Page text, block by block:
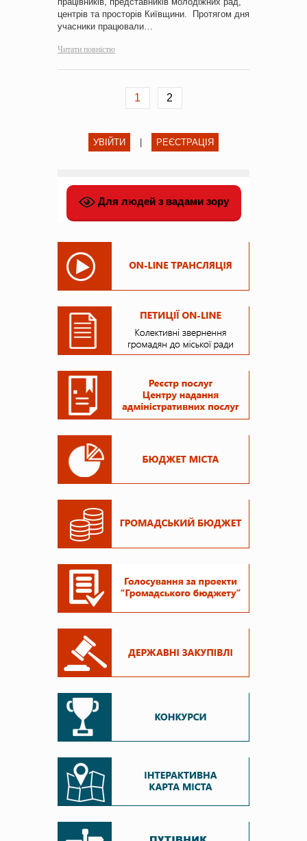
центрів та просторів Київщини. Протягом дня
учасники працювали…
Читати повністю
1 2
УВІЙТИ РЕЄСТРАЦІЯ
Для людей з вадами зору